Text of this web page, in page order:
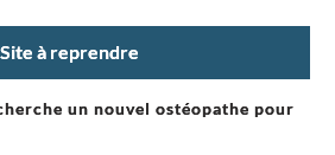
Site à reprendre
un nouvel ostéopathe pour